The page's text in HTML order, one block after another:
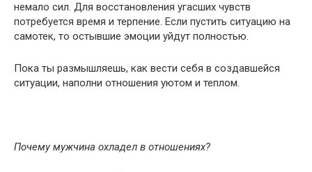
немало сил. Для восстановления угасших чувств
потребуется время и терпение. Если пустить ситуацию на
самотек, то остывшие эмоции уйдут полностью.
Пока ты размышляешь, как вести себя в создавшейся
ситуации, наполни отношения уютом и теплом.
Почему мужчина охладел в отношениях?